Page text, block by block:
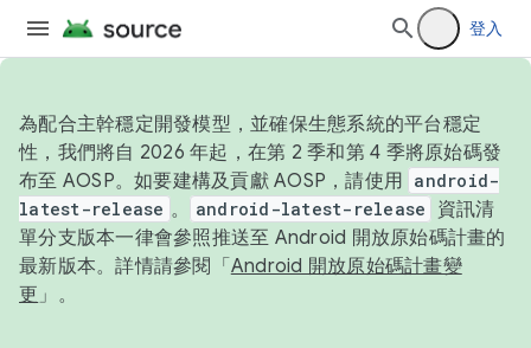
登入
為配合主幹穩定開發模型，並確保生態系統的平台穩定
性，我們將自 2026 年起，在第 2 季和第 4 季將原始碼發
布至 AOSP。如要建構及貢獻 AOSP，請使用 android-
latest-release 。 android-latest-release
資訊清
單分支版本一律會參照推送至 Android 開放原始碼計畫的
最新版本。詳情請參閱「 Android 開放原始碼計畫變
更 」。